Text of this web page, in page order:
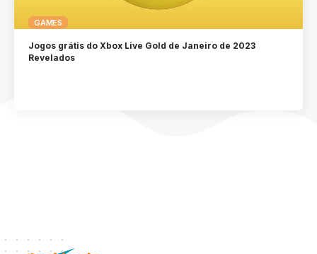
GAMES
Jogos grátis do Xbox Live Gold de Janeiro de 2023
Revelados